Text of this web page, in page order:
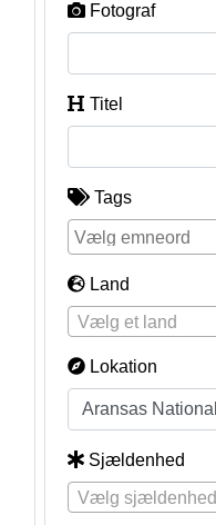
Fotograf
Titel
Tags
Land
Vælg et land
Lokation
Sjældenhed
Vælg sjældenhed